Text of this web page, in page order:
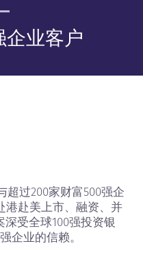
企业客户
超过200家财富500强企
港赴美上市、融资、并
受全球100强投资银
企业的信赖。